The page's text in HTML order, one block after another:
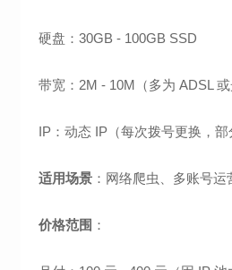
硬盘：30GB - 100GB SSD
带宽：2M - 10M（多为 ADSL
IP：动态 IP（每次拨号更换，
适用场景 ：网络爬虫、多账号
价格范围 ：